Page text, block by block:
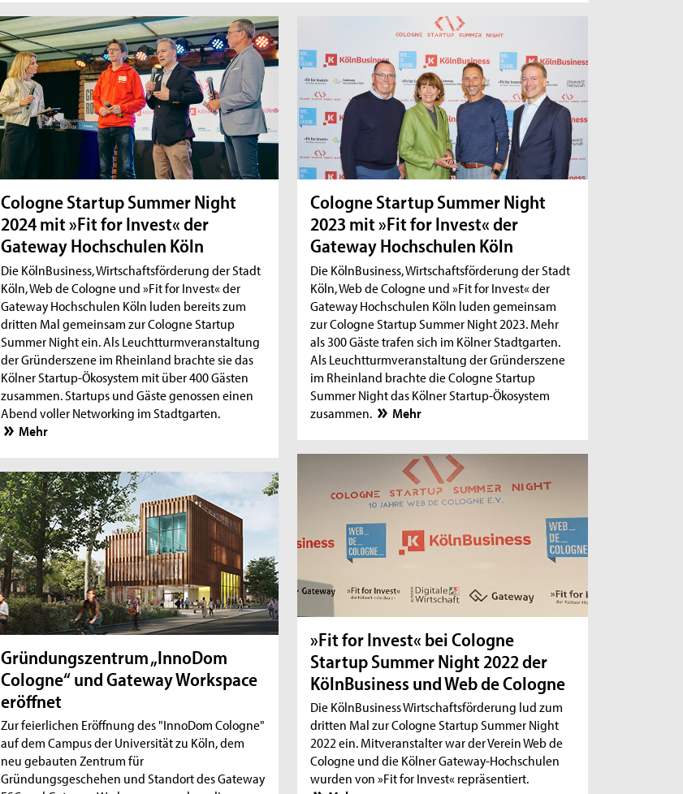
Cologne Startup Summer Night
2024 mit »Fit for Invest« der
Gateway Hochschulen Köln
Die KölnBusiness, Wirtschaftsförderung der Stadt
Köln, Web de Cologne und »Fit for Invest« der
Gateway Hochschulen Köln luden bereits zum
dritten Mal gemeinsam zur Cologne Startup
Summer Night ein. Als Leuchtturmveranstaltung
der Gründerszene im Rheinland brachte sie das
Kölner Startup-Ökosystem mit über 400 Gästen
zusammen. Startups und Gäste genossen einen
Abend voller Networking im Stadtgarten.
Mehr
Cologne Startup Summer Night
2023 mit »Fit for Invest« der
Gateway Hochschulen Köln
Die KölnBusiness, Wirtschaftsförderung der Stadt
Köln, Web de Cologne und »Fit for Invest« der
Gateway Hochschulen Köln luden gemeinsam
zur Cologne Startup Summer Night 2023. Mehr
als 300 Gäste trafen sich im Kölner Stadtgarten.
Als Leuchtturmveranstaltung der Gründerszene
im Rheinland brachte die Cologne Startup
Summer Night das Kölner Startup-Ökosystem
zusammen.
Mehr
»Fit for Invest« bei Cologne
Startup Summer Night 2022 der
KölnBusiness und Web de Cologne
Die KölnBusiness Wirtschaftsförderung lud zum
dritten Mal zur Cologne Startup Summer Night
2022 ein. Mitveranstalter war der Verein Web de
Cologne und die Kölner Gateway-Hochschulen
wurden von »Fit for Invest« repräsentiert.
Gründungszentrum „InnoDom
Cologne“ und Gateway Workspace
eröffnet
Zur feierlichen Eröffnung des "InnoDom Cologne"
auf dem Campus der Universität zu Köln, dem
neu gebauten Zentrum für
Gründungsgeschehen und Standort des Gateway